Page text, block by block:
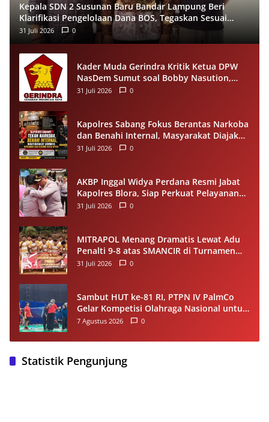
Kepala SDN 2 Susunan Baru Bandar Lampung Beri
Klarifikasi Pengelolaan Dana BOS, Tegaskan Sesuai
Juknis
31 Juli 2026 0
Kader Muda Gerindra Kritik Ketua DPW
NasDem Sumut soal Bobby Nasution,
Singgung Polemik Walk Out Paripurna
31 Juli 2026 0
Kapolres Sabang Fokus Berantas Narkoba
dan Benahi Internal, Masyarakat Diajak
Dukung Proses Penegakan Hukum
31 Juli 2026 0
AKBP Inggal Widya Perdana Resmi Jabat
Kapolres Blora, Siap Perkuat Pelayanan
Publik dan Kamtibmas
31 Juli 2026 0
MITRAPOL Menang Dramatis Lewat Adu
Penalti 9-8 atas SMANCIR di Turnamen
HUT Ke-81 RI Kecamatan Cirinten
31 Juli 2026 0
Sambut HUT ke-81 RI, PTPN IV PalmCo
Gelar Kompetisi Olahraga Nasional untuk
Perkuat Soliditas Karyawan
7 Agustus 2026 0
Statistik Pengunjung